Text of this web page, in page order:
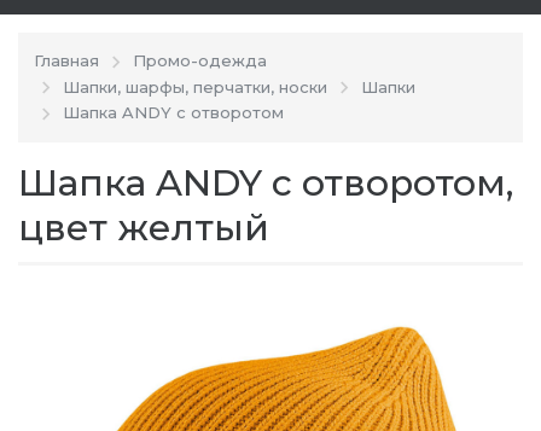
Главная
Промо-одежда
Шапки, шарфы, перчатки, носки
Шапки
Шапка ANDY с отворотом
Шапка ANDY с отворотом,
цвет желтый